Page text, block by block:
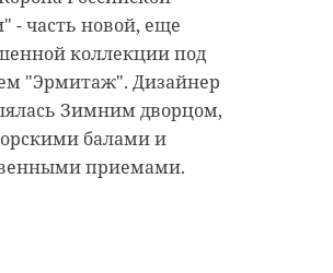
- часть новой, еще
коллекции под
"Эрмитаж". Дизайнер
Зимним дворцом,
балами и
приемами.